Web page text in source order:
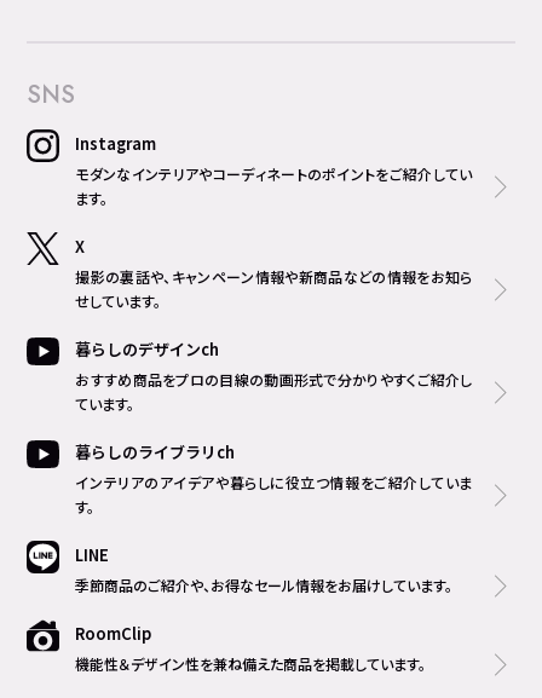
SNS
Instagram
モダンなインテリアやコーディネートのポイントをご紹介してい
ます。
X
撮影の裏話や、キャンペーン情報や新商品などの情報をお知ら
せしています。
暮らしのデザインch
おすすめ商品をプロの目線の動画形式で分かりやすくご紹介し
ています。
暮らしのライブラリch
インテリアのアイデアや暮らしに役立つ情報をご紹介していま
す。
LINE
季節商品のご紹介や、お得なセール情報をお届けしています。
RoomClip
機能性＆デザイン性を兼ね備えた商品を掲載しています。